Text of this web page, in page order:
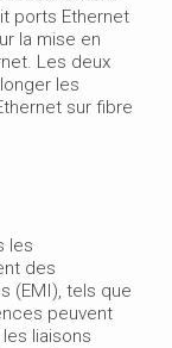
ports Ethernet
la mise en
Les deux
les
sur fibre
les
des
(EMI), tels que
peuvent
liaisons